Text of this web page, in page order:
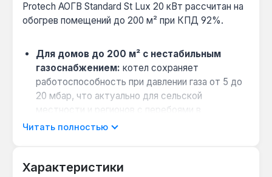
Protech АОГВ Standard St Lux 20 кВт рассчитан на
обогрев помещений до 200 м² при КПД 92%.
Для домов до 200 м² с нестабильным
газоснабжением: котел сохраняет
работоспособность при давлении газа от 5 до
20 мбар, что актуально для сельской
местности и регионов с перебоями в
магистрали.
автоматике EUROSIT котел работает без
Читать полностью
Характеристики